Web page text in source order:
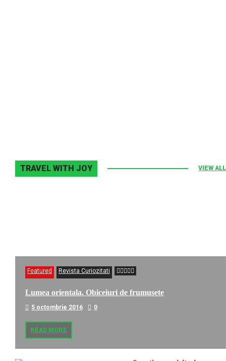
TRAVEL WITH JOY VIEW ALL
Featured Revista Curiozitati
Lumea orientala. Obiceiuri de frumusete
5 octombrie 2016 0
READ MORE